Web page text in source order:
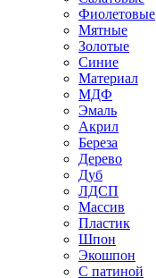
Фиолетовые
Мятные
Золотые
Синие
Материал
МДФ
Эмаль
Акрил
Береза
Дерево
Дуб
ЛДСП
Массив
Пластик
Шпон
Экошпон
С патиной